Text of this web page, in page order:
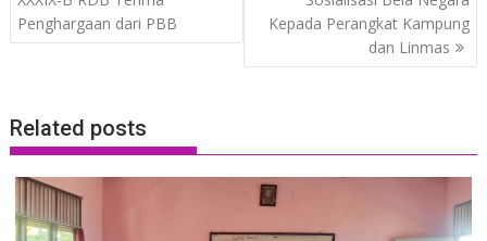
Penghargaan dari PBB
Kepada Perangkat Kampung
dan Linmas
Related posts